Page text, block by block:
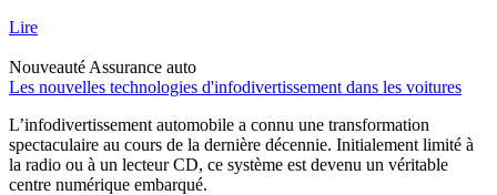
Lire
Nouveauté Assurance auto
Les nouvelles technologies d'infodivertissement dans les voitures
L’infodivertissement automobile a connu une transformation
spectaculaire au cours de la dernière décennie. Initialement limité à
la radio ou à un lecteur CD, ce système est devenu un véritable
centre numérique embarqué.